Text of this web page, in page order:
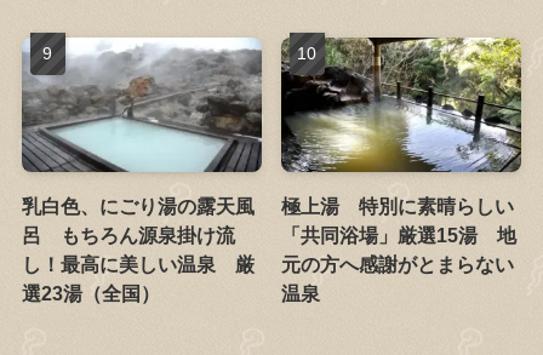
乳白色、にごり湯の露天風
呂 もちろん源泉掛け流
し！最高に美しい温泉 厳
選23湯（全国）
極上湯 特別に素晴らしい
「共同浴場」厳選15湯 地
元の方へ感謝がとまらない
温泉